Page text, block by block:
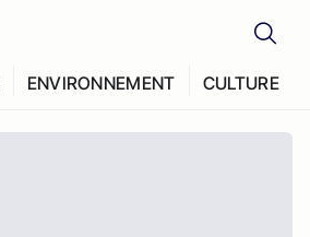
ENVIRONNEMENT CULTURE